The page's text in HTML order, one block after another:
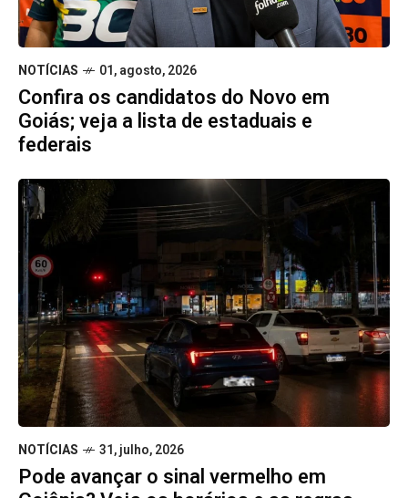
NOTÍCIAS 01, agosto, 2026
Confira os candidatos do Novo em
Goiás; veja a lista de estaduais e
federais
NOTÍCIAS 31, julho, 2026
Pode avançar o sinal vermelho em